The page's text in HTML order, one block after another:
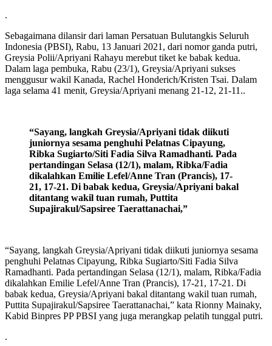
.
Sebagaimana dilansir dari laman Persatuan Bulutangkis Seluruh
Indonesia (PBSI), Rabu, 13 Januari 2021, dari nomor ganda putri,
Greysia Polii/Apriyani Rahayu merebut tiket ke babak kedua.
Dalam laga pembuka, Rabu (23/1), Greysia/Apriyani sukses
menggusur wakil Kanada, Rachel Honderich/Kristen Tsai. Dalam
laga selama 41 menit, Greysia/Apriyani menang 21-12, 21-11..
“Sayang, langkah Greysia/Apriyani tidak diikuti
juniornya sesama penghuhi Pelatnas Cipayung,
Ribka Sugiarto/Siti Fadia Silva Ramadhanti. Pada
pertandingan Selasa (12/1), malam, Ribka/Fadia
dikalahkan Emilie Lefel/Anne Tran (Prancis), 17-
21, 17-21. Di babak kedua, Greysia/Apriyani bakal
ditantang wakil tuan rumah, Puttita
Supajirakul/Sapsiree Taerattanachai,”
“Sayang, langkah Greysia/Apriyani tidak diikuti juniornya sesama
penghuhi Pelatnas Cipayung, Ribka Sugiarto/Siti Fadia Silva
Ramadhanti. Pada pertandingan Selasa (12/1), malam, Ribka/Fadia
dikalahkan Emilie Lefel/Anne Tran (Prancis), 17-21, 17-21. Di
babak kedua, Greysia/Apriyani bakal ditantang wakil tuan rumah,
Puttita Supajirakul/Sapsiree Taerattanachai,” kata Rionny Mainaky,
Kabid Binpres PP PBSI yang juga merangkap pelatih tunggal putri.
.